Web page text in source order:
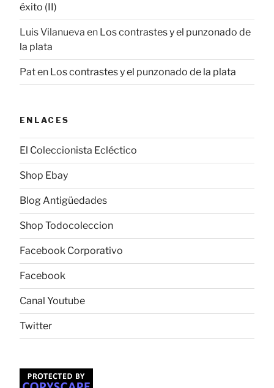
éxito (II)
Luis Vilanueva en Los contrastes y el punzonado de
la plata
Paten Los contrastes y el punzonado de la plata
ENLACES
El Coleccionista Ecléctico
Shop Ebay
Blog Antigüedades
Shop Todocoleccion
Facebook Corporativo
Facebook
Canal Youtube
Twitter